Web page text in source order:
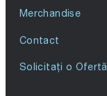
Merchandise
Contact
Solicitați o Ofertă